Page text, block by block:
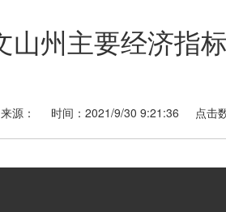
州主要经济指
来源： 时间：2021/9/30 9:21:36 点击